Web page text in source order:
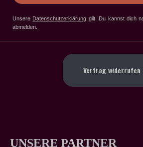
Unsere Datenschutzerklärung gilt. Du kannst dich
abmelden.
Vertrag widerrufen
UNSERE PARTNER